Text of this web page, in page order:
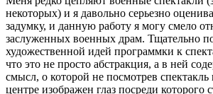
некоторых) и я давольно серьезно
задумку, и данную работу я могу смело
заслуженных военных драм. Тщательно
художественной идей программки к
что это не просто абстракция, а в ней
смысл, о которой не посмотрев спектакль
центре изображен глаз посреди которого